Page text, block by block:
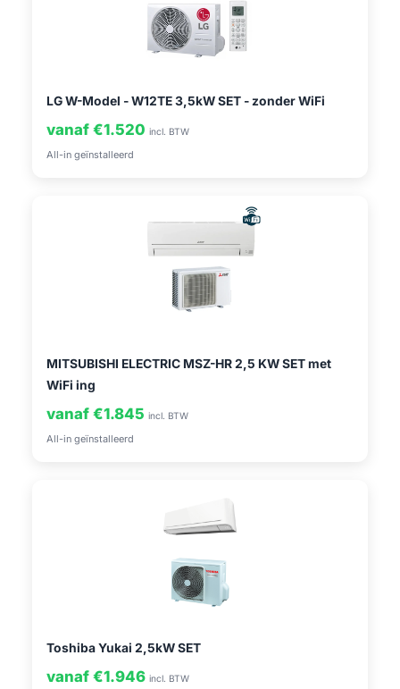
LG W-Model - W12TE 3,5kW SET - zonder WiFi
vanaf €1.520 incl. BTW
All-in geïnstalleerd
MITSUBISHI ELECTRIC MSZ-HR 2,5 KW SET met
WiFi ing
vanaf €1.845 incl. BTW
All-in geïnstalleerd
Toshiba Yukai 2,5kW SET
vanaf €1.946 incl. BTW